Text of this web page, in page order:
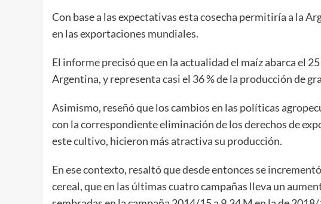
Con base a las expectativas esta cosecha permitiría a la
en las exportaciones mundiales.
El informe precisó que en la actualidad el maíz abarca el
Argentina, y representa casi el 36 % de la producción de
Asimismo, reseñó que los cambios en las políticas
con la correspondiente eliminación de los derechos de
este cultivo, hicieron más atractiva su producción.
En ese contexto, resaltó que desde entonces se
cereal, que en las últimas cuatro campañas lleva un